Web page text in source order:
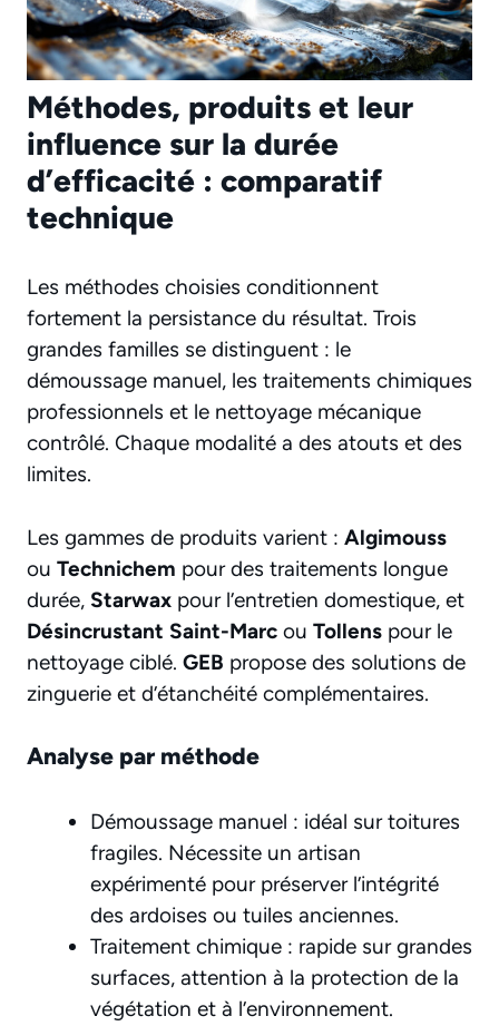
Méthodes, produits et leur
influence sur la durée
d’efficacité : comparatif
technique
Les méthodes choisies conditionnent
fortement la persistance du résultat. Trois
grandes familles se distinguent : le
démoussage manuel, les traitements chimiques
professionnels et le nettoyage mécanique
contrôlé. Chaque modalité a des atouts et des
limites.
Les gammes de produits varient : Algimouss
ou Technichem pour des traitements longue
durée, Starwax pour l’entretien domestique, et
Désincrustant Saint-Marc ou Tollens pour le
nettoyage ciblé. GEB propose des solutions de
zinguerie et d’étanchéité complémentaires.
Analyse par méthode
Démoussage manuel : idéal sur toitures
fragiles. Nécessite un artisan
expérimenté pour préserver l’intégrité
des ardoises ou tuiles anciennes.
Traitement chimique : rapide sur grandes
surfaces, attention à la protection de la
végétation et à l’environnement.